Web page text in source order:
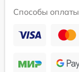
Способы оплаты